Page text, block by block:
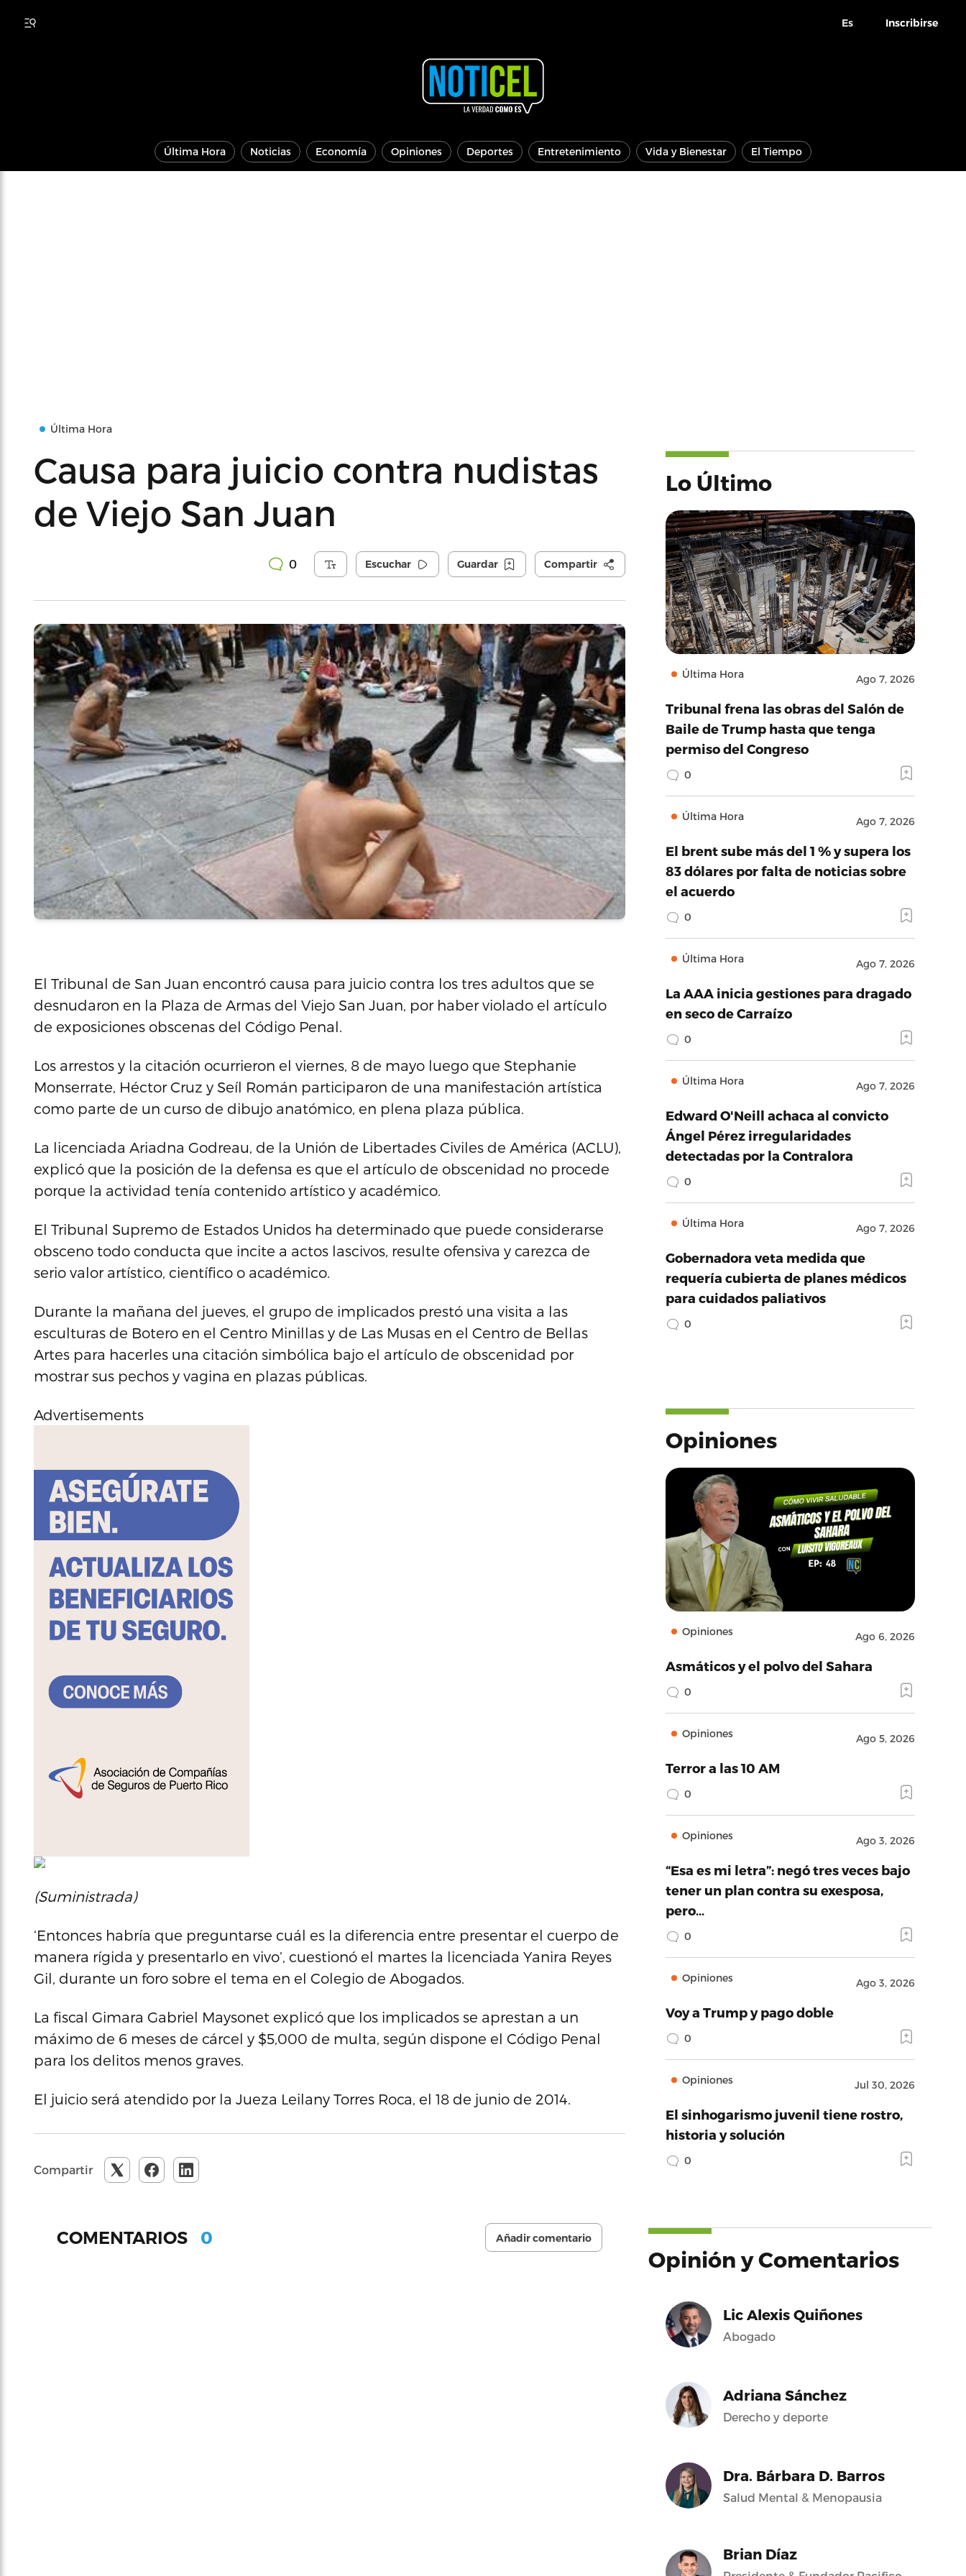
Es Inscribirse
Última Hora Noticias Economía Opiniones Deportes Entretenimiento Vida y Bienestar El Tiempo
Última Hora
Causa para juicio contra nudistas
de Viejo San Juan
0 Escuchar Guardar Compartir
El Tribunal de San Juan encontró causa para juicio contra los tres adultos que se
desnudaron en la Plaza de Armas del Viejo San Juan, por haber violado el artículo
de exposiciones obscenas del Código Penal.
Los arrestos y la citación ocurrieron el viernes, 8 de mayo luego que Stephanie
Monserrate, Héctor Cruz y Seíl Román participaron de una manifestación artística
como parte de un curso de dibujo anatómico, en plena plaza pública.
La licenciada Ariadna Godreau, de la Unión de Libertades Civiles de América (ACLU),
explicó que la posición de la defensa es que el artículo de obscenidad no procede
porque la actividad tenía contenido artístico y académico.
El Tribunal Supremo de Estados Unidos ha determinado que puede considerarse
obsceno todo conducta que incite a actos lascivos, resulte ofensiva y carezca de
serio valor artístico, científico o académico.
Durante la mañana del jueves, el grupo de implicados prestó una visita a las
esculturas de Botero en el Centro Minillas y de Las Musas en el Centro de Bellas
Artes para hacerles una citación simbólica bajo el artículo de obscenidad por
mostrar sus pechos y vagina en plazas públicas.
Advertisements
(Suministrada)
‘Entonces habría que preguntarse cuál es la diferencia entre presentar el cuerpo de
manera rígida y presentarlo en vivo’, cuestionó el martes la licenciada Yanira Reyes
Gil, durante un foro sobre el tema en el Colegio de Abogados.
La fiscal Gimara Gabriel Maysonet explicó que los implicados se aprestan a un
máximo de 6 meses de cárcel y $5,000 de multa, según dispone el Código Penal
para los delitos menos graves.
El juicio será atendido por la Jueza Leilany Torres Roca, el 18 de junio de 2014.
Compartir
COMENTARIOS 0 Añadir comentario
Lo Último
Última Hora Ago 7, 2026
Tribunal frena las obras del Salón de
Baile de Trump hasta que tenga
permiso del Congreso
0
Última Hora Ago 7, 2026
El brent sube más del 1 % y supera los
83 dólares por falta de noticias sobre
el acuerdo
0
Última Hora Ago 7, 2026
La AAA inicia gestiones para dragado
en seco de Carraízo
0
Última Hora Ago 7, 2026
Edward O'Neill achaca al convicto
Ángel Pérez irregularidades
detectadas por la Contralora
0
Última Hora Ago 7, 2026
Gobernadora veta medida que
requería cubierta de planes médicos
para cuidados paliativos
0
Opiniones
Opiniones Ago 6, 2026
Asmáticos y el polvo del Sahara
0
Opiniones Ago 5, 2026
Terror a las 10 AM
0
Opiniones Ago 3, 2026
“Esa es mi letra”: negó tres veces bajo
tener un plan contra su exesposa,
pero…
0
Opiniones Ago 3, 2026
Voy a Trump y pago doble
0
Opiniones Jul 30, 2026
El sinhogarismo juvenil tiene rostro,
historia y solución
0
Opinión y Comentarios
Lic Alexis Quiñones
Abogado
Adriana Sánchez
Derecho y deporte
Dra. Bárbara D. Barros
Salud Mental & Menopausia
Brian Díaz